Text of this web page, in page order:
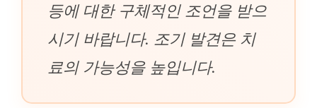
등에 대한 구체적인 조언을 받으
시기 바랍니다. 조기 발견은 치
료의 가능성을 높입니다.